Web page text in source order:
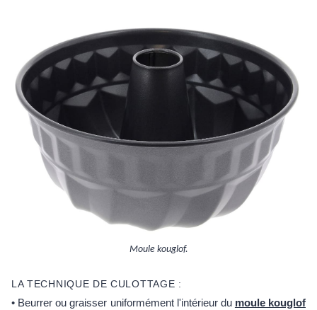
Moule kouglof.
LA TECHNIQUE DE CULOTTAGE :
• Beurrer ou graisser uniformément l'intérieur du moule kouglof